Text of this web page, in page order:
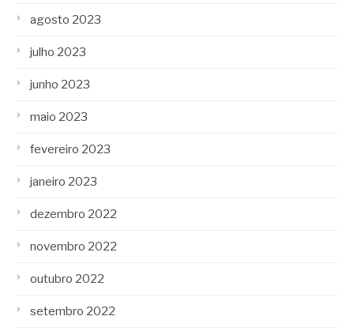
agosto 2023
julho 2023
junho 2023
maio 2023
fevereiro 2023
janeiro 2023
dezembro 2022
novembro 2022
outubro 2022
setembro 2022